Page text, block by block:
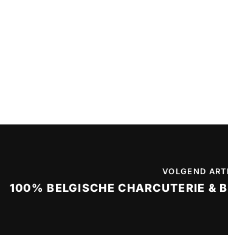
VOLGEND
100% BELGISCHE CHARCUTERIE &